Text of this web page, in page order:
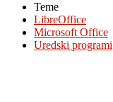
Teme
LibreOffice
Microsoft Office
Uredski programi